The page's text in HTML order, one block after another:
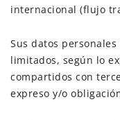
internacional (flujo
Sus datos
limitados, según lo
compartidos con
expreso y/o